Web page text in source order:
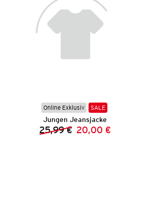
Online Exklusiv SALE
Jungen Jeansjacke
Vorheriger Preis:
25,99 € Neuer Preis:
20,00 €